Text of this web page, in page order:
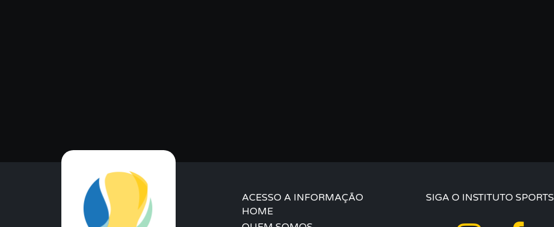
ACESSO A INFORMAÇÃO
HOME
SIGA O INSTITUTO SPORTS